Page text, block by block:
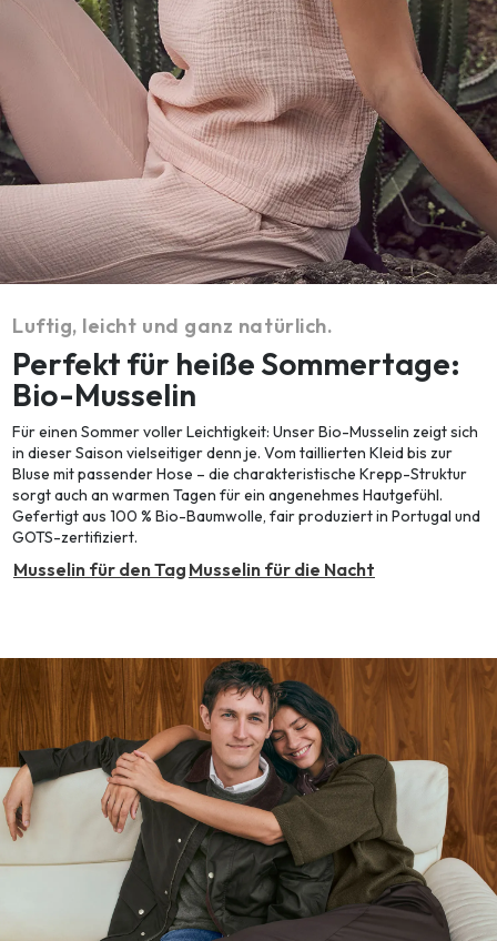
Luftig, leicht und ganz natürlich.
Perfekt für heiße Sommertage:
Bio-Musselin
Für einen Sommer voller Leichtigkeit: Unser Bio-Musselin zeigt sich
in dieser Saison vielseitiger denn je. Vom taillierten Kleid bis zur
Bluse mit passender Hose – die charakteristische Krepp-Struktur
sorgt auch an warmen Tagen für ein angenehmes Hautgefühl.
Gefertigt aus 100 % Bio-Baumwolle, fair produziert in Portugal und
GOTS-zertifiziert.
Musselin für den Tag Musselin für die Nacht